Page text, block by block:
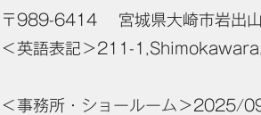
〒989-6414 宮城県大崎市岩出
＜英語表記＞211-
＜事務所・ショールーム＞2025/